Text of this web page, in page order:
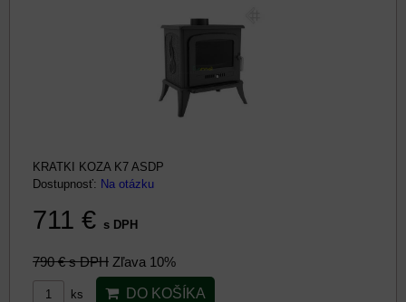
KRATKI KOZA K7 ASDP
Dostupnosť: Na otázku
711 € s DPH
790 €s DPH Zľava 10%
ks DO KOŠÍKA